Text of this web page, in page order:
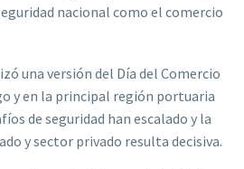
nacional como el comercio
una versión del Día del Comercio
y en la principal región portuaria
de seguridad han escalado y la
y sector privado resulta decisiva.